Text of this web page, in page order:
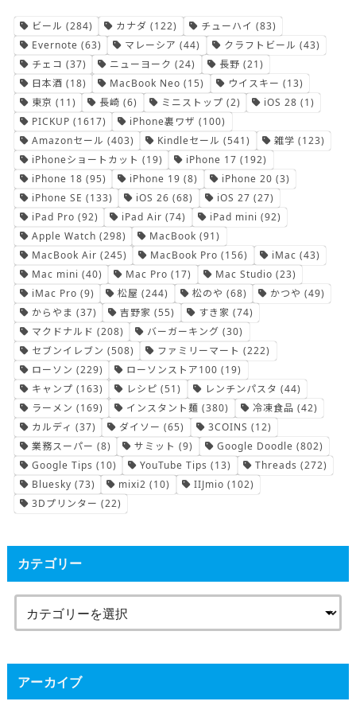
ビール (284) カナダ (122) チューハイ (83)
Evernote (63) マレーシア (44) クラフトビール (43)
チェコ (37) ニューヨーク (24) 長野 (21)
日本酒 (18) MacBook Neo (15) ウイスキー (13)
東京 (11) 長崎 (6) ミニストップ (2) iOS 28 (1)
PICKUP (1617) iPhone裏ワザ (100)
Amazonセール (403) Kindleセール (541) 雑学 (123)
iPhoneショートカット (19) iPhone 17 (192)
iPhone 18 (95) iPhone 19 (8) iPhone 20 (3)
iPhone SE (133) iOS 26 (68) iOS 27 (27)
iPad Pro (92) iPad Air (74) iPad mini (92)
Apple Watch (298) MacBook (91)
MacBook Air (245) MacBook Pro (156) iMac (43)
Mac mini (40) Mac Pro (17) Mac Studio (23)
iMac Pro (9) 松屋 (244) 松のや (68) かつや (49)
からやま (37) 吉野家 (55) すき家 (74)
マクドナルド (208) バーガーキング (30)
セブンイレブン (508) ファミリーマート (222)
ローソン (229) ローソンストア100 (19)
キャンプ (163) レシピ (51) レンチンパスタ (44)
ラーメン (169) インスタント麺 (380) 冷凍食品 (42)
カルディ (37) ダイソー (65) 3COINS (12)
業務スーパー (8) サミット (9) Google Doodle (802)
Google Tips (10) YouTube Tips (13) Threads (272)
Bluesky (73) mixi2 (10) IIJmio (102)
3Dプリンター (22)
カテゴリー
アーカイブ